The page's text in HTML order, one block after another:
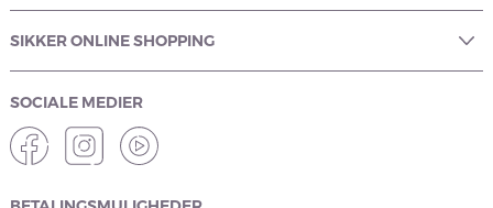
SIKKER ONLINE SHOPPING
SOCIALE MEDIER